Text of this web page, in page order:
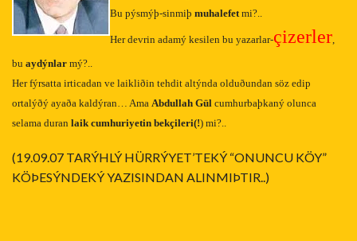
Bu pýsmýþ-sinmiþ muhalefet mi?..
Her devrin adamý kesilen bu yazarlar-çizerler
bu aydýnlar mý?..
Her fýrsatta irticadan ve laikliðin tehdit altýnda olduðundan söz edip
ortalýðý ayaða kaldýran… Ama Abdullah Gül cumhurbaþkaný olunca
selama duran laik cumhuriyetin bekçileri(!) mi?..
(19.09.07 TARÝHLÝ HÜRRÝYET’TEKÝ “ONUNCU KÖY”
KÖÞESÝNDEKÝ YAZISINDAN ALINMIÞTIR..)